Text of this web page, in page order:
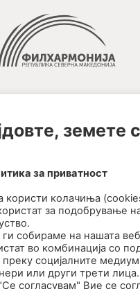
Filharmonija
земете
за приватност
користи колачиња
за подобрување
собираме на нашата
во комбинација со
социјалните
или други трети
согласувам" Вие се